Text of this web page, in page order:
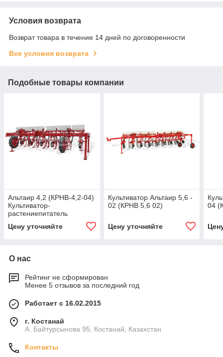
Условия возврата
Возврат товара в течение 14 дней по договоренности
Все условия возврата
Подобные товары компании
Альтаир 4,2 (КРНВ-4,2-04)
Культиватор-
растениепитатель
Цену уточняйте
Культиватор Альтаир 5,6 -
02 (КРНВ 5,6 02)
Цену уточняйте
04
О нас
Рейтинг не сформирован
Менее 5 отзывов за последний год
Работает с 16.02.2015
г. Костанай
А. Байтурсынова 95, Костанай, Казахстан
Контакты